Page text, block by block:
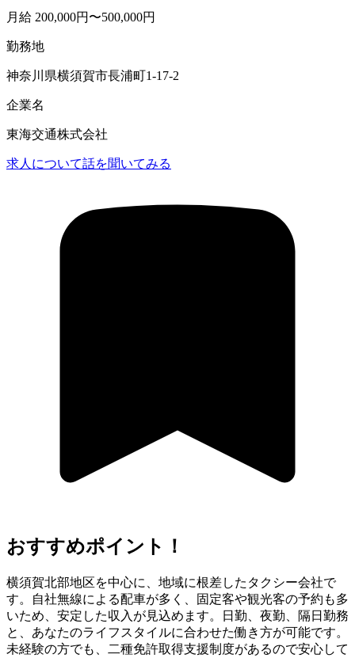
月給 200,000円〜500,000円
勤務地
神奈川県横須賀市長浦町1-17-2
企業名
東海交通株式会社
求人について話を聞いてみる
おすすめポイント！
横須賀北部地区を中心に、地域に根差したタクシー会社で
す。自社無線による配車が多く、固定客や観光客の予約も多
いため、安定した収入が見込めます。日勤、夜勤、隔日勤務
と、あなたのライフスタイルに合わせた働き方が可能です。
未経験の方でも、二種免許取得支援制度があるので安心して